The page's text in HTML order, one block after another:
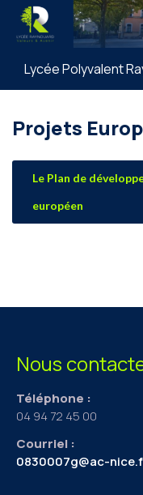
Lycée Polyvalent
Projets
Le Plan de
européen
Nous
Téléphone :
04 94 72 45 00
Courriel :
0830007g@ac-